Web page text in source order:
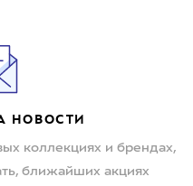
НОВОСТИ
коллекциях и брендах,
ближайших акциях